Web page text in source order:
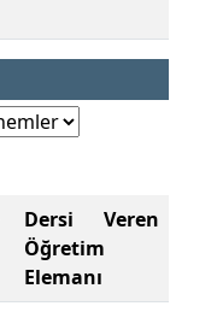
Dersi Veren
Öğretim
Elemanı